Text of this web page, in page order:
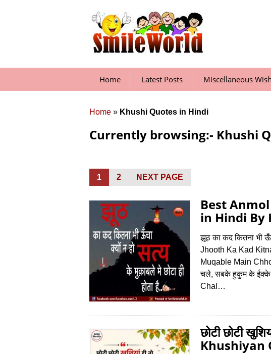
Home Latest Posts Miscellaneous
Home » Khushi Quotes in Hindi
Currently browsing:- Khushi
Posts
pagination
PAGE
1 PAGE
2 NEXT PAGE
Best
in Hindi By
झूठ का कद कितना भी
Jhooth Ka Kad
Muqable Main
चले, सबके हुकुम के ईक्‍के
Chal…
छोटी छोटी
Khushiyan